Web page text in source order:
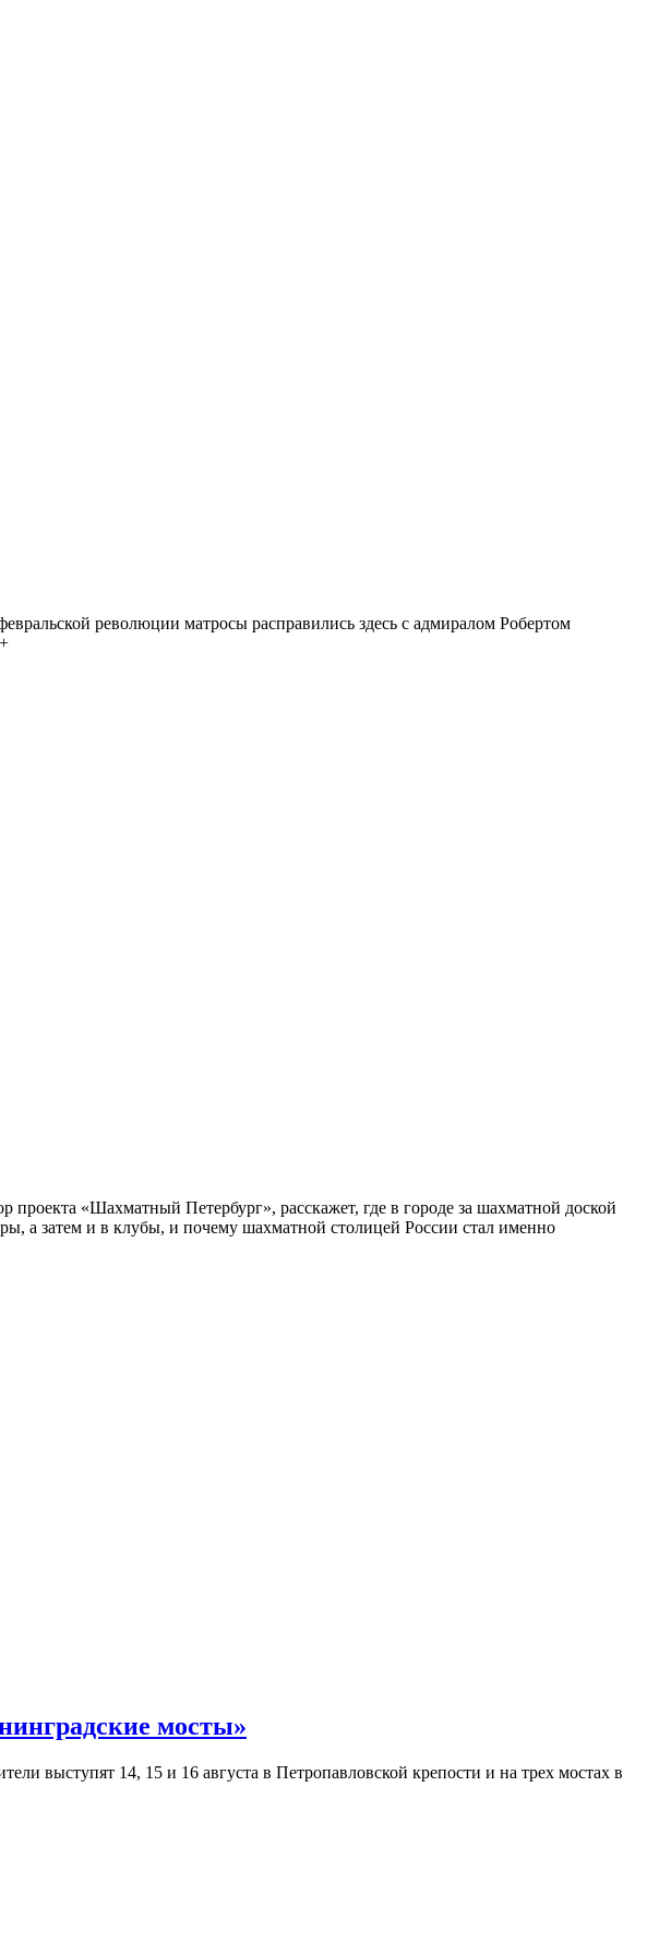
революции матросы расправились здесь с адмиралом Робертом
проекта «Шахматный Петербург», расскажет, где в городе за шахматной доской
а затем и в клубы, и почему шахматной столицей России стал именно
мосты»
выступят 14, 15 и 16 августа в Петропавловской крепости и на трех мостах в